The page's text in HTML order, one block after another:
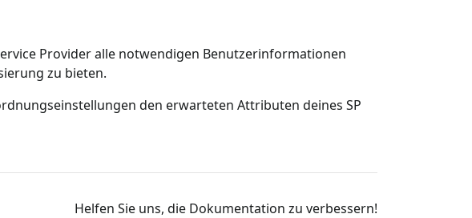
Provider alle notwendigen Benutzerinformationen
zu bieten.
den erwarteten Attributen deines SP
Helfen Sie uns, die Dokumentation zu verbessern!